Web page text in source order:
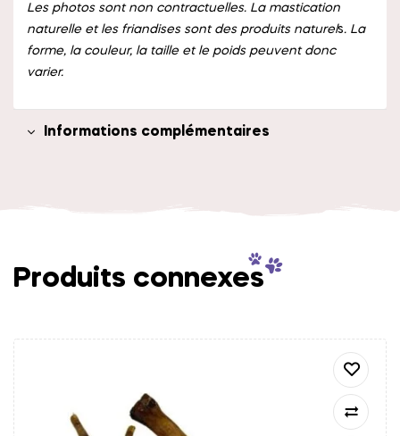
Les photos sont non contractuelles. La mastication
naturelle et les friandises sont des produits naturels. La
forme, la couleur, la taille et le poids peuvent donc
varier.
Informations complémentaires
Produits connexes